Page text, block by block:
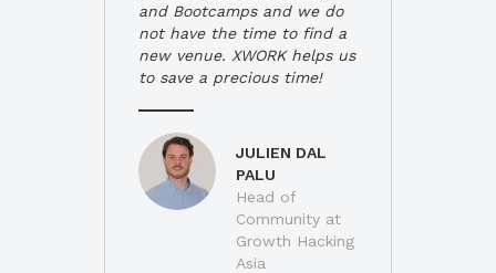
and Bootcamps and we do
not have the time to find a
new venue. XWORK helps us
to save a precious time!
JULIEN DAL
PALU
Head of
Community at
Growth Hacking
Asia